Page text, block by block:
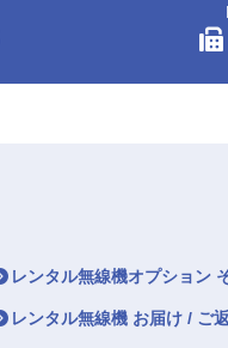
レンタル無線機オプション
レンタル無線機 お届け / ご